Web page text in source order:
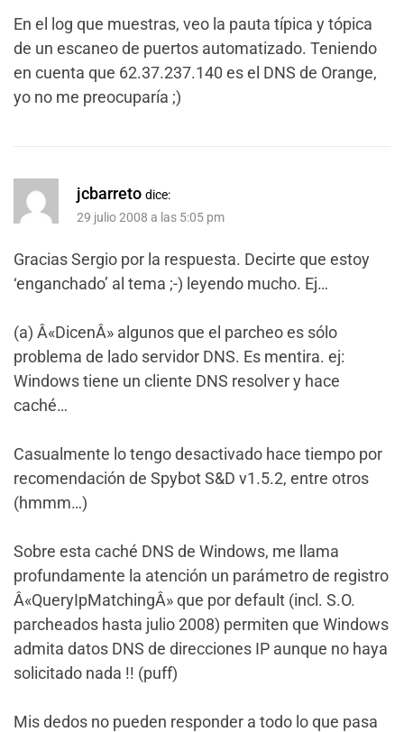
En el log que muestras, veo la pauta típica y tópica
de un escaneo de puertos automatizado. Teniendo
en cuenta que 62.37.237.140 es el DNS de Orange,
yo no me preocuparía ;)
jcbarreto dice:
29 julio 2008 a las 5:05 pm
Gracias Sergio por la respuesta. Decirte que estoy
‘enganchado’ al tema ;-) leyendo mucho. Ej…
(a) Â«DicenÂ» algunos que el parcheo es sólo
problema de lado servidor DNS. Es mentira. ej:
Windows tiene un cliente DNS resolver y hace
caché…
Casualmente lo tengo desactivado hace tiempo por
recomendación de Spybot S&D v1.5.2, entre otros
(hmmm…)
Sobre esta caché DNS de Windows, me llama
profundamente la atención un parámetro de registro
Â«QueryIpMatchingÂ» que por default (incl. S.O.
parcheados hasta julio 2008) permiten que Windows
admita datos DNS de direcciones IP aunque no haya
solicitado nada !! (puff)
Mis dedos no pueden responder a todo lo que pasa